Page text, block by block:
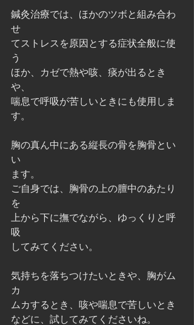
鍼灸治療では、ほかのツボと組み合わ
せ
てストレスを原因とする症状全般に使
う
ほか、カゼで熱や咳、痰が出るとき
や、
喘息で呼吸が苦しいときにも使用しま
す。
胸の真ん中にある縦長の骨を胸骨とい
い
ます。
ご自身では、胸骨の上の膻中のあたり
を
上から下に撫でながら、ゆっくりと呼
吸
してみてください。
気持ちを落ちつけたいときや、胸がム
カ
ムカするとき、咳や喘息で苦しいとき
などに、試してみてくださいね。